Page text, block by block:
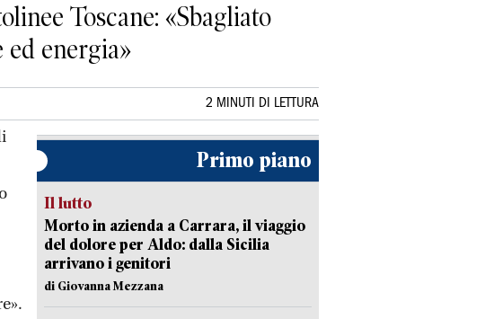
Toscane: «Sbagliato
ed energia»
2 MINUTI DI LETTURA
Primo piano
Il lutto
Morto in azienda a Carrara, il viaggio
del dolore per Aldo: dalla Sicilia
arrivano i genitori
di Giovanna Mezzana